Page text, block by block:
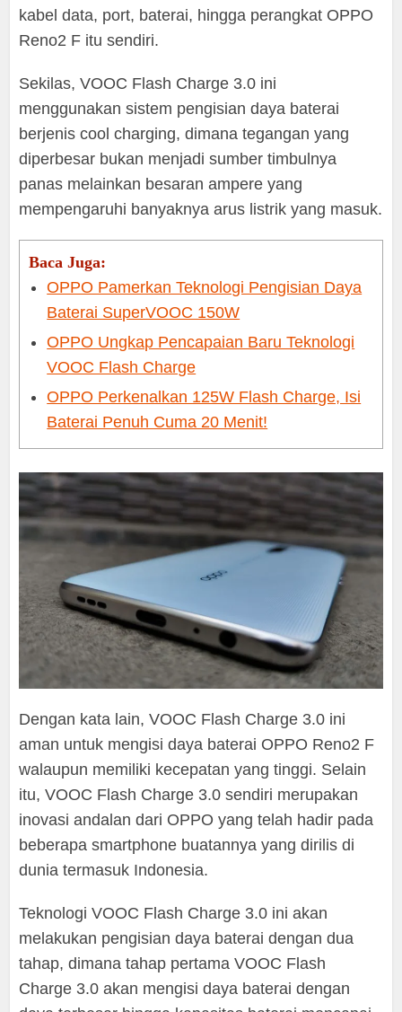
kabel data, port, baterai, hingga perangkat OPPO
Reno2 F itu sendiri.
Sekilas, VOOC Flash Charge 3.0 ini
menggunakan sistem pengisian daya baterai
berjenis cool charging, dimana tegangan yang
diperbesar bukan menjadi sumber timbulnya
panas melainkan besaran ampere yang
mempengaruhi banyaknya arus listrik yang masuk.
Baca Juga:
OPPO Pamerkan Teknologi Pengisian Daya
Baterai SuperVOOC 150W
OPPO Ungkap Pencapaian Baru Teknologi
VOOC Flash Charge
OPPO Perkenalkan 125W Flash Charge, Isi
Baterai Penuh Cuma 20 Menit!
Dengan kata lain, VOOC Flash Charge 3.0 ini
aman untuk mengisi daya baterai OPPO Reno2 F
walaupun memiliki kecepatan yang tinggi. Selain
itu, VOOC Flash Charge 3.0 sendiri merupakan
inovasi andalan dari OPPO yang telah hadir pada
beberapa smartphone buatannya yang dirilis di
dunia termasuk Indonesia.
Teknologi VOOC Flash Charge 3.0 ini akan
melakukan pengisian daya baterai dengan dua
tahap, dimana tahap pertama VOOC Flash
Charge 3.0 akan mengisi daya baterai dengan